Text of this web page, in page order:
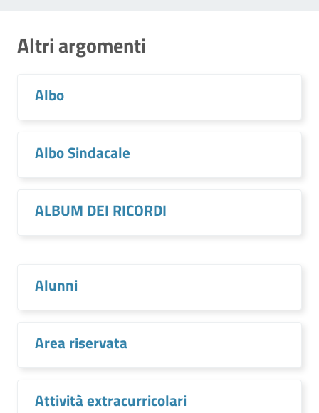
Altri argomenti
Albo
Albo Sindacale
ALBUM DEI RICORDI
Alunni
Area riservata
Attività extracurricolari